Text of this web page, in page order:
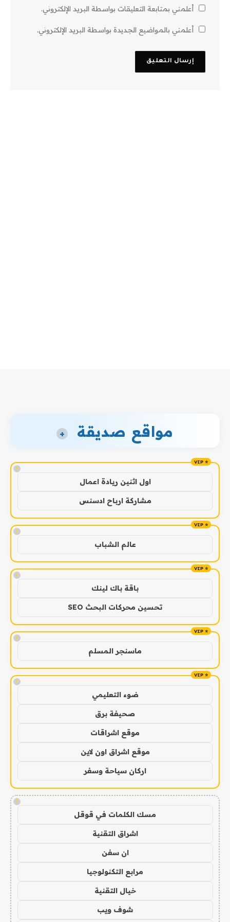
أعلمني بمتابعة التعليقات بواسطة البريد الإلكتروني.
أعلمني بالمواضيع الجديدة بواسطة البريد الإلكتروني.
مواقع صديقة +
!
اول اثنين ريادة اعمال
مشاركة ارباح ادسنس
!
عالم الشباب
!
باقة باك لينك
تحسين محركات البحث SEO
!
ماسنجر المسلم
!
ضوء التعليمي
صحيفة برق
موقع اشراقات
موقع اشراق اون لاين
اركان سياحة وسفر
!
مسك الكلمات في قوقل
اشراق التقنية
ان سفن
مرابع التكنولوجيا
خيال التقنية
شوف ويب